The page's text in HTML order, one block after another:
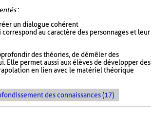
:
un dialogue cohérent
au caractère des personnages et leur
des théories, de démêler des
Elle permet aussi aux élèves de développer des
en lien avec le matériel théorique
des connaissances (17)